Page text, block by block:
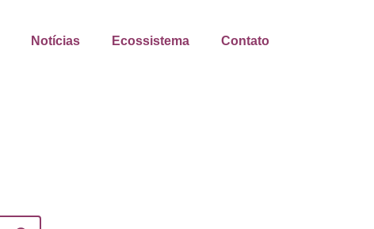
Notícias Ecossistema Contato